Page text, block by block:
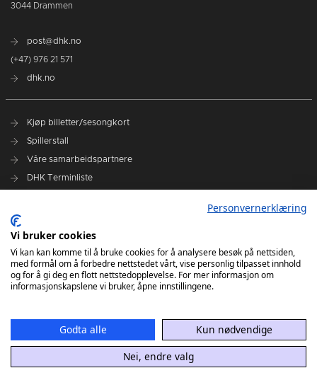
3044 Drammen
post@dhk.no
(+47) 976 21 571
dhk.no
Kjøp billetter/sesongkort
Spillerstall
Våre samarbeidspartnere
DHK Terminliste
DHK på Instagram
DHK på TikTok
Personvernerklæring
Vi bruker cookies
Vi kan kan komme til å bruke cookies for å analysere besøk på nettsiden,
med formål om å forbedre nettstedet vårt, vise personlig tilpasset innhold
og for å gi deg en flott nettstedopplevelse. For mer informasjon om
informasjonskapslene vi bruker, åpne innstillingene.
Godta alle
Kun nødvendige
Nei, endre valg